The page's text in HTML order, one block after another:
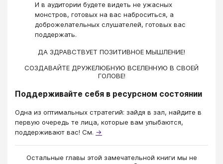
И в аудитории будете видеть не ужасных
монстров, готовых на вас наброситься, а
доброжелательных слушателей, готовых вас
поддержать.
ДА ЗДРАВСТВУЕТ ПОЗИТИВНОЕ МЫШЛЕНИЕ!
СОЗДАВАЙТЕ ДРУЖЕЛЮБНУЮ ВСЕЛЕННУЮ В СВОЕЙ
ГОЛОВЕ!
Поддерживайте себя в ресурсном состоянии
Одна из оптимальных стратегий: зайдя в зал, найдите в
первую очередь те лица, которые вам улыбаются,
поддерживают вас! См. →
Остальные главы этой замечательной книги мы не